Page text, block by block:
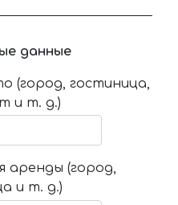
данные
(город, гостиница,
и т. д.)
аренды (город,
и т. д.)